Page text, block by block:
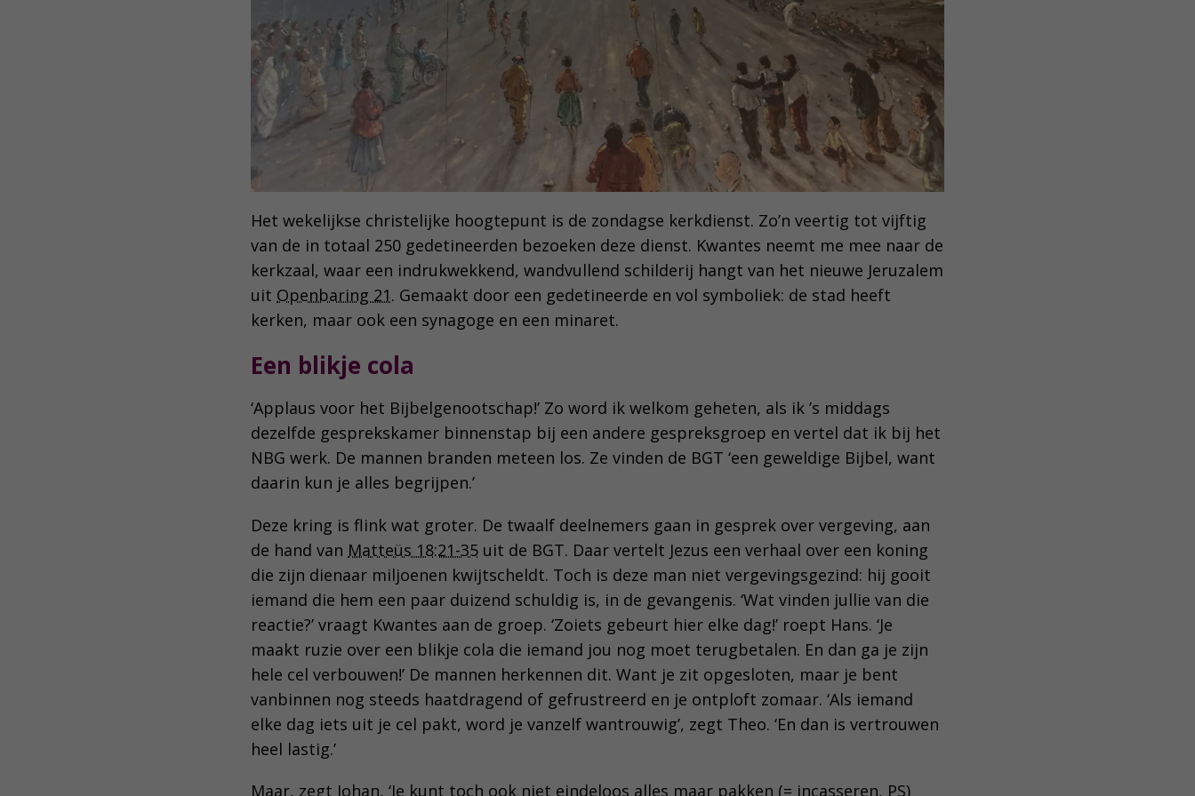
Het wekelijkse christelijke hoogtepunt is de zondagse kerkdienst. Zo’n veertig tot vijftig
van de in totaal 250 gedetineerden bezoeken deze dienst. Kwantes neemt me mee naar de
kerkzaal, waar een indrukwekkend, wandvullend schilderij hangt van het nieuwe Jeruzalem
uit Openbaring 21. Gemaakt door een gedetineerde en vol symboliek: de stad heeft
kerken, maar ook een synagoge en een minaret.
Een blikje cola
‘Applaus voor het Bijbelgenootschap!’ Zo word ik welkom geheten, als ik ’s middags
dezelfde gesprekskamer binnenstap bij een andere gespreksgroep en vertel dat ik bij het
NBG werk. De mannen branden meteen los. Ze vinden de BGT ‘een geweldige Bijbel, want
daarin kun je alles begrijpen.’
Deze kring is flink wat groter. De twaalf deelnemers gaan in gesprek over vergeving, aan
de hand van Matteüs 18:21-35 uit de BGT. Daar vertelt Jezus een verhaal over een koning
die zijn dienaar miljoenen kwijtscheldt. Toch is deze man niet vergevingsgezind: hij gooit
iemand die hem een paar duizend schuldig is, in de gevangenis. ‘Wat vinden jullie van die
reactie?’ vraagt Kwantes aan de groep. ‘Zoiets gebeurt hier elke dag!’ roept Hans. ‘Je
maakt ruzie over een blikje cola die iemand jou nog moet terugbetalen. En dan ga je zijn
hele cel verbouwen!’ De mannen herkennen dit. Want je zit opgesloten, maar je bent
vanbinnen nog steeds haatdragend of gefrustreerd en je ontploft zomaar. ‘Als iemand
elke dag iets uit je cel pakt, word je vanzelf wantrouwig’, zegt Theo. ‘En dan is vertrouwen
heel lastig.’
Maar, zegt Johan, ‘Je kunt toch ook niet eindeloos alles maar pakken (= incasseren, PS)